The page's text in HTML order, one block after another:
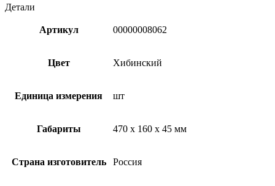
Детали
Артикул 00000008062
Цвет Хибинский
Единица измерения шт
Габариты 470 x 160 x 45 мм
Страна изготовитель Россия